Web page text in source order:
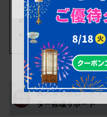
■棚の奥行 (上) 各
■棚底の奥行 (上)
■重量 約116kg
購入後も安心！アフ
ター修理サポート